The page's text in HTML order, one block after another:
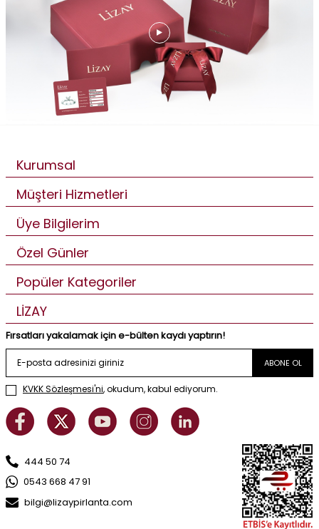
Kurumsal
Müşteri Hizmetleri
Üye Bilgilerim
Özel Günler
Popüler Kategoriler
LİZAY
Fırsatları yakalamak için e-bülten kaydı yaptırın!
ABONE OL
KVKK Sözleşmesi'ni, okudum, kabul ediyorum.
444 50 74
0543 668 47 91
bilgi@lizaypirlanta.com